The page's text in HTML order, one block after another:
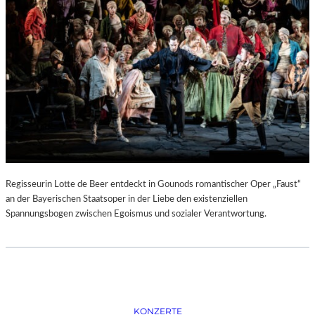
–
K
Ü
N
S
T
L
E
R
,
T
M
Regisseurin Lotte de Beer entdeckt in Gounods romantischer Oper „Faust“
an der Bayerischen Staatsoper in der Liebe den existenziellen
Spannungsbogen zwischen Egoismus und sozialer Verantwortung.
KONZERTE